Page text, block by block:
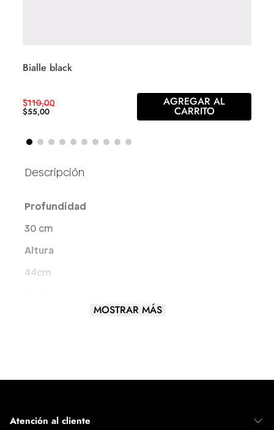
Bialle black
$110,00
$55,00
AGREGAR AL
CARRITO
Profundidad
30 cm
Altura
44cm
Largo del asa
Tamaño del Bolso
MOSTRAR MÁS
Atención al cliente